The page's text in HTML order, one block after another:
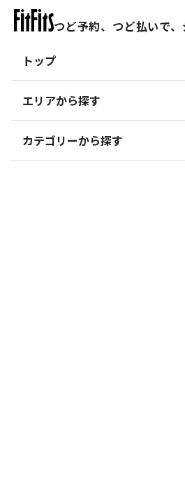
つど予約、つど払いで、
トップ
エリアから探す
カテゴリーから探す